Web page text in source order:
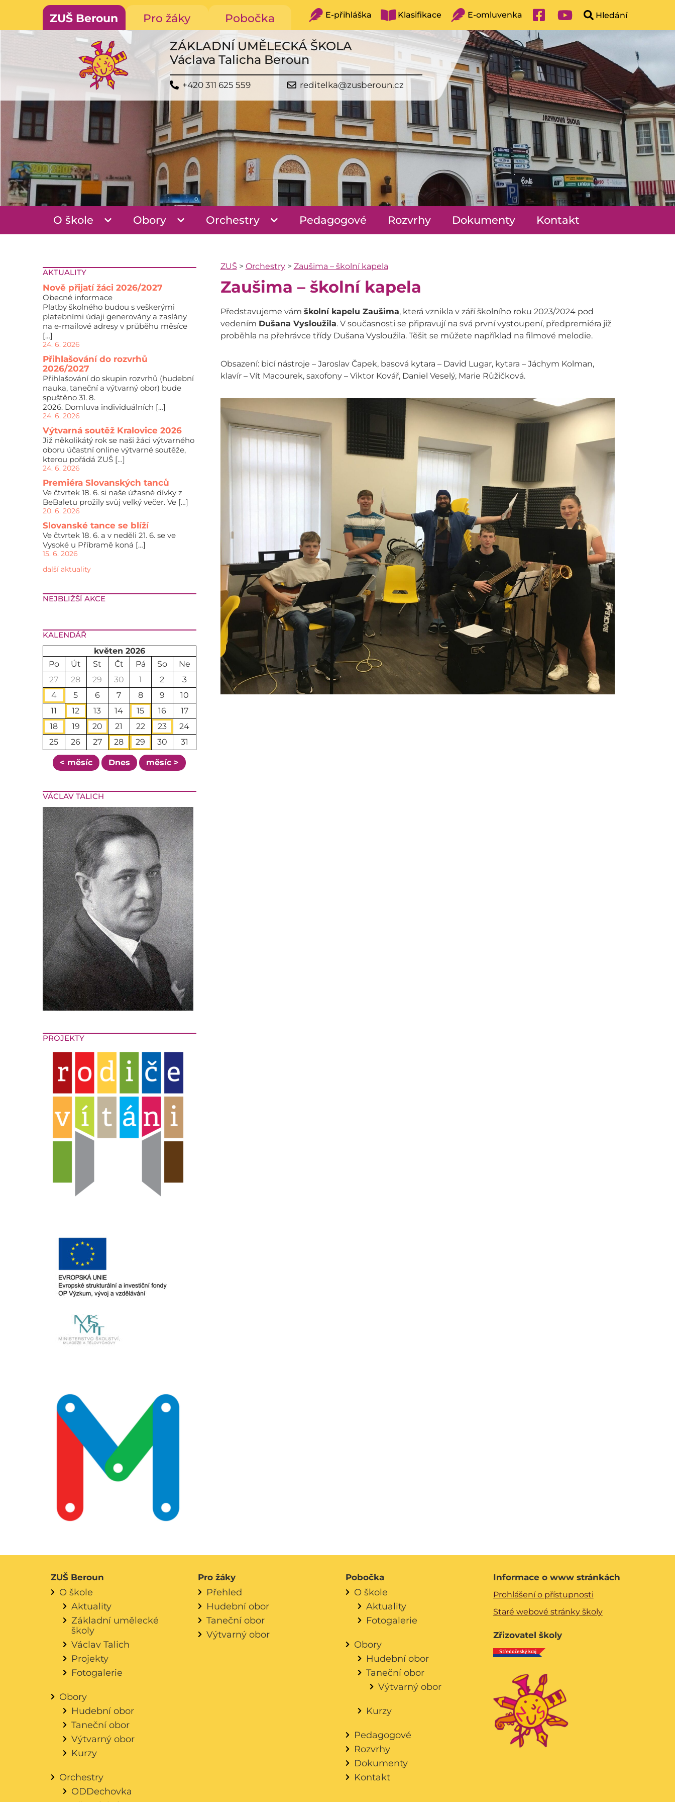
ZUŠ Beroun Pro žáky Pobočka E-přihláška Klasifikace E-omluvenka
ZÁKLADNÍ UMĚLECKÁ ŠKOLA
Václava Talicha Beroun
+420 311 625 559 reditelka@zusberoun.cz
O škole Obory Orchestry Pedagogové Rozvrhy Dokumenty Kontakt
AKTUALITY
Nově přijatí žáci 2026/2027
Obecné informace
Platby školného budou s veškerými
platebními údaji generovány a zaslány
na e-mailové adresy v průběhu měsíce
[…]
24. 6. 2026
Přihlašování do rozvrhů
2026/2027
Přihlašování do skupin rozvrhů (hudební
nauka, taneční a výtvarný obor) bude
spuštěno 31. 8.
2026. Domluva individuálních […]
24. 6. 2026
Výtvarná soutěž Kralovice 2026
Již několikátý rok se naši žáci výtvarného
oboru účastní online výtvarné soutěže,
kterou pořádá ZUŠ […]
24. 6. 2026
Premiéra Slovanských tanců
Ve čtvrtek 18. 6. si naše úžasné dívky z
BeBaletu prožily svůj velký večer. Ve […]
20. 6. 2026
Slovanské tance se blíží
Ve čtvrtek 18. 6. a v neděli 21. 6. se ve
Vysoké u Příbramě koná […]
15. 6. 2026
další aktuality
NEJBLIŽŠÍ AKCE
KALENDÁŘ
květen 2026
Po
Út St Čt Pá So
Ne
27
28 29 30 1 2
3
4
5 6 7 8 9
10
11
12 13 14 15 16
17
18
19 20 21 22 23
24
25
26 27 28 29 30 31
< měsíc Dnes měsíc >
VÁCLAV TALICH
PROJEKTY
ZUŠ > Orchestry> Zaušima – školní kapela
Zaušima – školní kapela
Představujeme vám školní kapelu Zaušima, která vznikla v září školního roku 2023/2024 pod
vedením Dušana Vysloužila. V současnosti se připravují na svá první vystoupení, předpremiéra již
proběhla na přehrávce třídy Dušana Vysloužila. Těšit se můžete například na filmové melodie.
Obsazení: bicí nástroje – Jaroslav Čapek, basová kytara – David Lugar, kytara – Jáchym Kolman,
klavír – Vít Macourek, saxofony – Viktor Kovář, Daniel Veselý, Marie Růžičková.
ZUŠ Beroun
O škole
Aktuality
Základní umělecké
školy
Václav Talich
Projekty
Fotogalerie
Obory
Hudební obor
Taneční obor
Výtvarný obor
Kurzy
Orchestry
ODDechovka
Pro žáky
Přehled
Hudební obor
Taneční obor
Výtvarný obor
Pobočka
O škole
Aktuality
Fotogalerie
Obory
Hudební obor
Taneční obor
Výtvarný obor
Kurzy
Pedagogové
Rozvrhy
Dokumenty
Kontakt
Informace o www stránkách
Prohlášení o přístupnosti
Staré webové stránky školy
Zřizovatel školy